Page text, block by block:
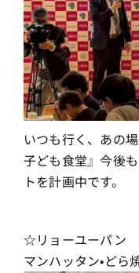
いつも行く、あの
子ども食堂』今後
トを計画中です。
☆リョーユーパン
マンハッタン•どら